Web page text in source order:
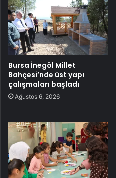
Bursa İnegöl Millet
Bahçesi’nde üst yapı
çalışmaları başladı
Ağustos 6, 2026